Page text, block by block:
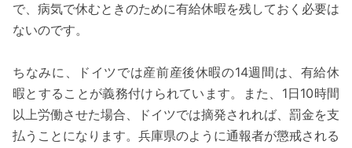
で、病気で休むときのために有給休暇を残しておく必要は
ないのです。
ちなみに、ドイツでは産前産後休暇の14週間は、有給休
暇とすることが義務付けられています。また、1日10時間
以上労働させた場合、ドイツでは摘発されれば、罰金を支
払うことになります。兵庫県のように通報者が懲戒される